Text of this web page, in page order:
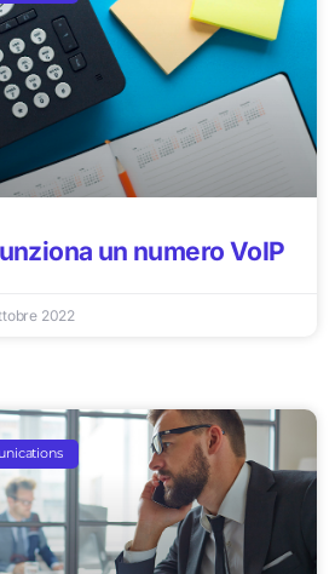
un numero VoIP
2022